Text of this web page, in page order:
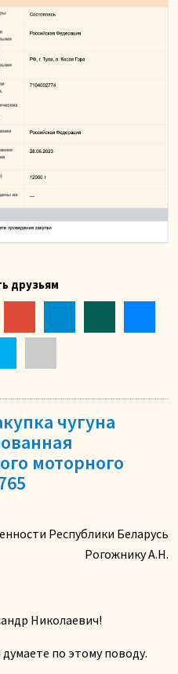
друзьям
чугуна
моторного
Республики Беларусь
Рогожнику А.Н.
Николаевич!
по этому поводу.